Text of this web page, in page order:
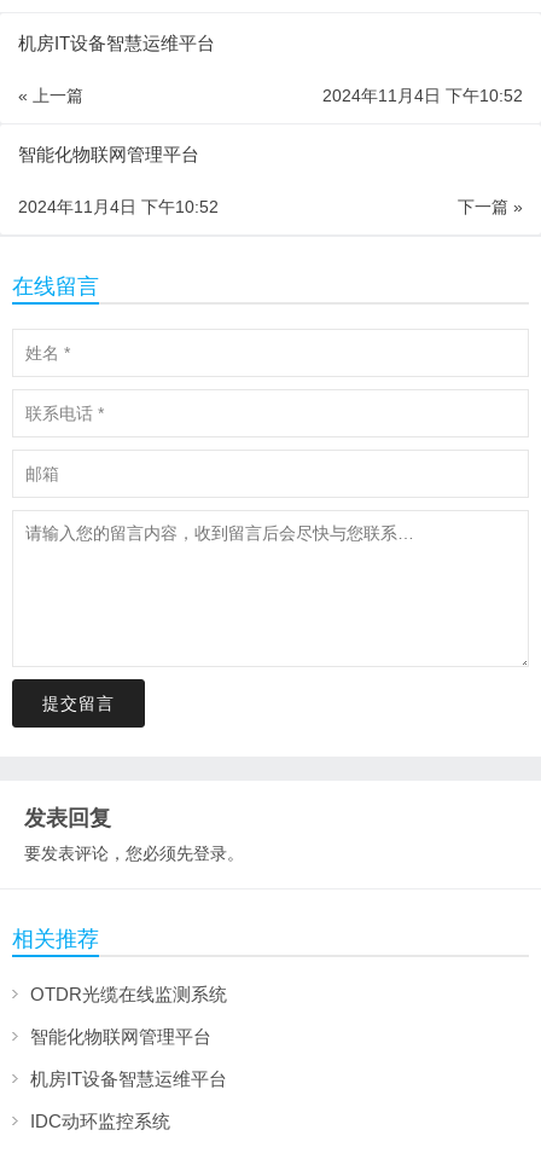
机房IT设备智慧运维平台
« 上一篇 2024年11月4日 下午10:52
智能化物联网管理平台
下一篇 »
2024年11月4日 下午10:52
在线留言
提交留言
发表回复
要发表评论，您必须先登录。
相关推荐
OTDR光缆在线监测系统
智能化物联网管理平台
机房IT设备智慧运维平台
IDC动环监控系统